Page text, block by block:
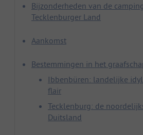
Bijzonderheden van de
Tecklenburger Land
Aankomst
Bestemmingen in het
Ibbenbüren: landelijke
flair
Tecklenburg: de
Duitsland